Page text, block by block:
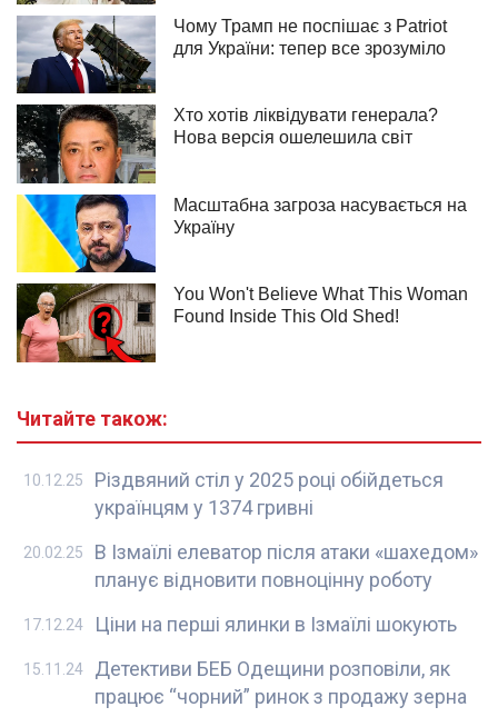
Читайте також:
Різдвяний стіл у 2025 році обійдеться
українцям у 1374 гривні
10.12.25
В Ізмаїлі елеватор після атаки «шахедом»
планує відновити повноцінну роботу
20.02.25
Ціни на перші ялинки в Ізмаїлі шокують
17.12.24
Детективи БЕБ Одещини розповіли, як
працює “чорний” ринок з продажу зерна
15.11.24